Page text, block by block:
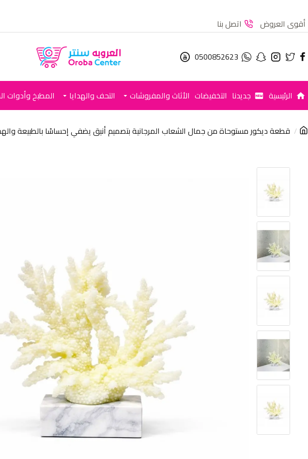
أقوى العروض اتصل بنا
0500852623
الرئيسية جديدنا التخفيضات الأثاث والمفروشات التحف والهدايا المطبخ وأدوات
قطعة ديكور مستوحاة من جمال الشعاب المرجانية بتصميم أنيق يضفي إحساسًا بالطبيعة